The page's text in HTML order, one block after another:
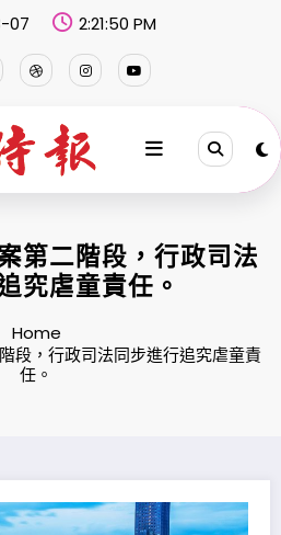
07 2:21:51 PM
第二階段，行政司法
究虐童責任。
Home
段，行政司法同步進行追究虐童責
任。